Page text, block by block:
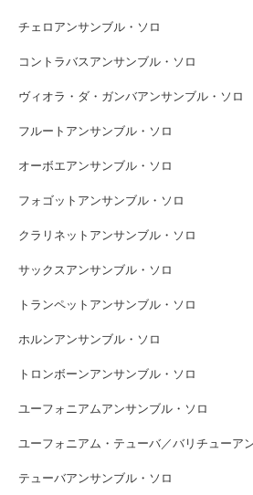
チェロアンサンブル・ソロ
コントラバスアンサンブル・ソロ
ヴィオラ・ダ・ガンバアンサンブル・ソロ
フルートアンサンブル・ソロ
オーボエアンサンブル・ソロ
フォゴットアンサンブル・ソロ
クラリネットアンサンブル・ソロ
サックスアンサンブル・ソロ
トランペットアンサンブル・ソロ
ホルンアンサンブル・ソロ
トロンボーンアンサンブル・ソロ
ユーフォニアムアンサンブル・ソロ
ユーフォニアム・テューバ／バリチューア
テューバアンサンブル・ソロ